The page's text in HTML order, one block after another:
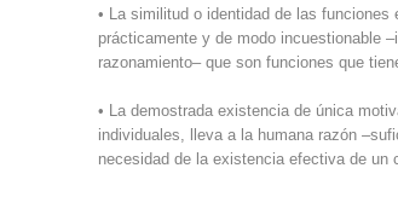
• La similitud o identidad de las
prácticamente y de modo incuestionable
razonamiento– que son funciones que
• La demostrada existencia de única
individuales, lleva a la humana razón
necesidad de la existencia efectiva de un